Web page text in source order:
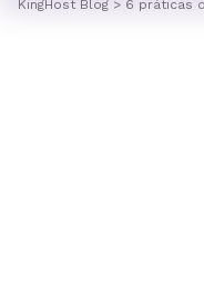
KingHost Blog > 6 práticas